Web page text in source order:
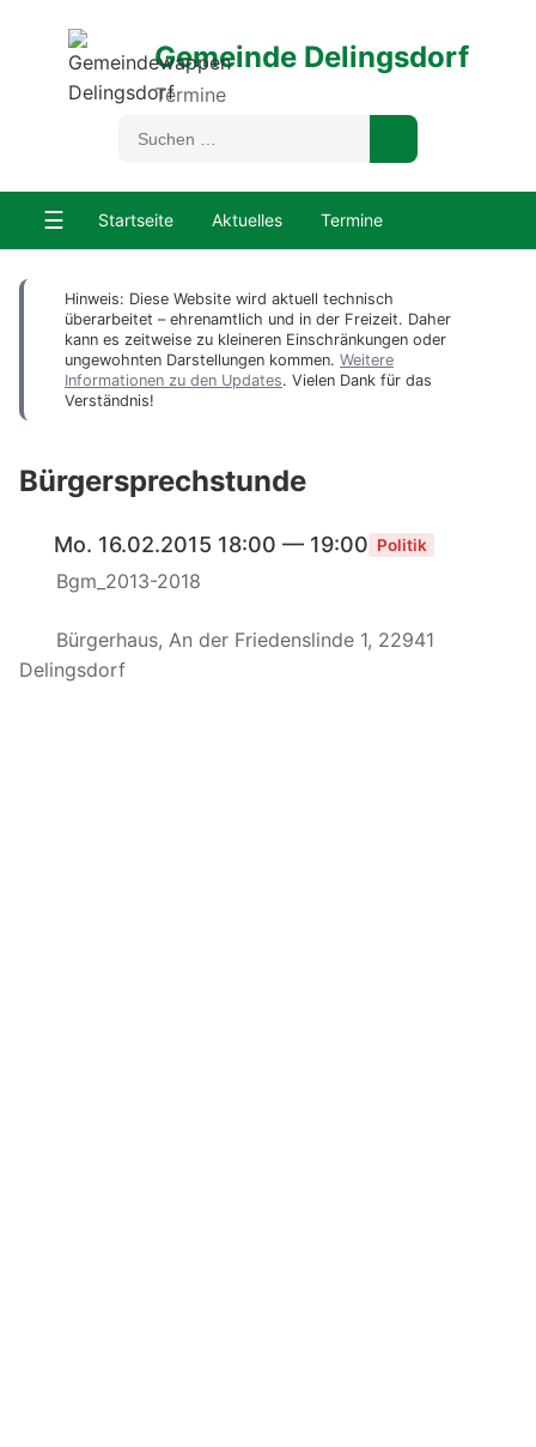
Gemeinde Delingsdorf
Termine
☰ Startseite Aktuelles Termine
Hinweis: Diese Website wird aktuell technisch
überarbeitet – ehrenamtlich und in der Freizeit. Daher
kann es zeitweise zu kleineren Einschränkungen oder
ungewohnten Darstellungen kommen. Weitere
Informationen zu den Updates. Vielen Dank für das
Verständnis!
Bürgersprechstunde
Mo. 16.02.2015 18:00 — 19:00 Politik
Bgm_2013-2018
Bürgerhaus, An der Friedenslinde 1, 22941
Delingsdorf